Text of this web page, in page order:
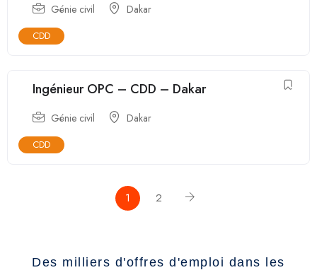
Génie civil Dakar
CDD
Ingénieur OPC – CDD – Dakar
Génie civil Dakar
CDD
1 2
Des milliers d'offres d'emploi dans les